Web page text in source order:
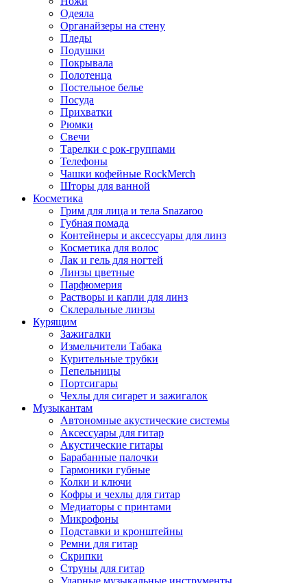
Одеяла
Органайзеры на стену
Пледы
Подушки
Покрывала
Полотенца
Постельное белье
Посуда
Прихватки
Рюмки
Свечи
Тарелки с рок-группами
Телефоны
Чашки кофейные RockMerch
Шторы для ванной
Косметика
Грим для лица и тела Snazaroo
Губная помада
Контейнеры и аксессуары для линз
Косметика для волос
Лак и гель для ногтей
Линзы цветные
Парфюмерия
Растворы и капли для линз
Склеральные линзы
Курящим
Зажигалки
Измельчители Табака
Курительные трубки
Пепельницы
Портсигары
Чехлы для сигарет и зажигалок
Музыкантам
Автономные акустические системы
Аксессуары для гитар
Акустические гитары
Барабанные палочки
Гармоники губные
Колки и ключи
Кофры и чехлы для гитар
Медиаторы с принтами
Микрофоны
Подставки и кронштейны
Ремни для гитар
Скрипки
Струны для гитар
Ударные музыкальные инструменты